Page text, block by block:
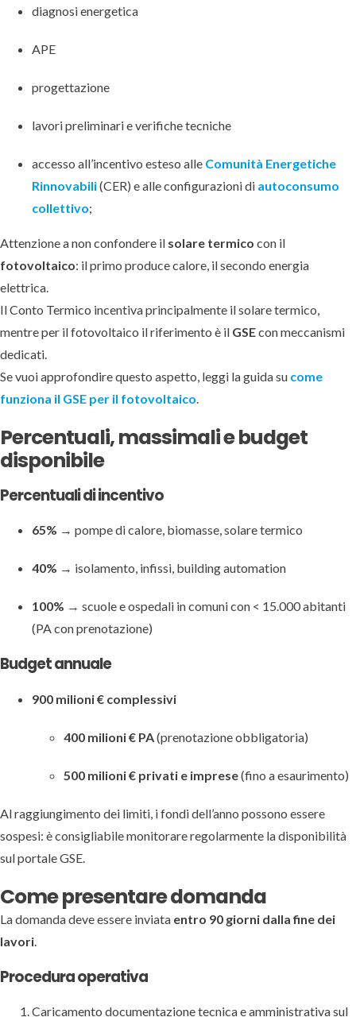
diagnosi energetica
APE
progettazione
lavori preliminari e verifiche tecniche
accesso all’incentivo esteso alle Comunità Energetiche
Rinnovabili(CER) e alle configurazioni di autoconsumo
collettivo;
Attenzione a non confondere il solare termico con il
fotovoltaico: il primo produce calore, il secondo energia
elettrica.
Il Conto Termico incentiva principalmente il solare termico,
mentre per il fotovoltaico il riferimento è il GSEcon meccanismi
dedicati.
Se vuoi approfondire questo aspetto, leggi la guida su come
funziona il GSE per il fotovoltaico.
Percentuali, massimali e budget
disponibile
Percentuali di incentivo
65% → pompe di calore, biomasse, solare termico
40% → isolamento, infissi, building automation
100% → scuole e ospedali in comuni con < 15.000 abitanti
(PA con prenotazione)
Budget annuale
900 milioni € complessivi
400 milioni € PA(prenotazione obbligatoria)
500 milioni € privati e imprese(fino a esaurimento)
Al raggiungimento dei limiti, i fondi dell’anno possono essere
sospesi: è consigliabile monitorare regolarmente la disponibilità
sul portale GSE.
Come presentare domanda
La domanda deve essere inviata entro 90 giorni dalla fine dei
lavori.
Procedura operativa
Caricamento documentazione tecnica e amministrativa sul